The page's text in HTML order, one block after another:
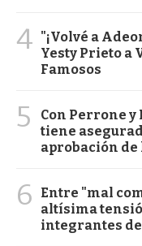
4 "¡Volvé a
Yesty Prieto a
Famosos
5
Con Perrone
tiene
aprobación de
6
Entre "mal
altísima
integrantes